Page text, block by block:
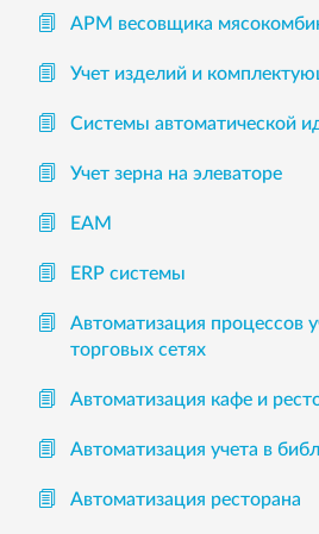
АРМ весовщика
Учет изделий и
Системы автоматической
Учет зерна на элеваторе
EAM
ERP системы
Автоматизация процессов
торговых сетях
Автоматизация кафе и
Автоматизация учета в
Автоматизация ресторана